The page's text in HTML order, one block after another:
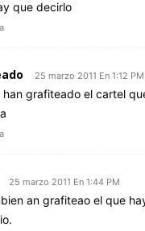
que decirlo
25 marzo 2011 En 1:12 PM
han grafiteado el cartel
25 marzo 2011 En 1:44 PM
an grafiteao el que